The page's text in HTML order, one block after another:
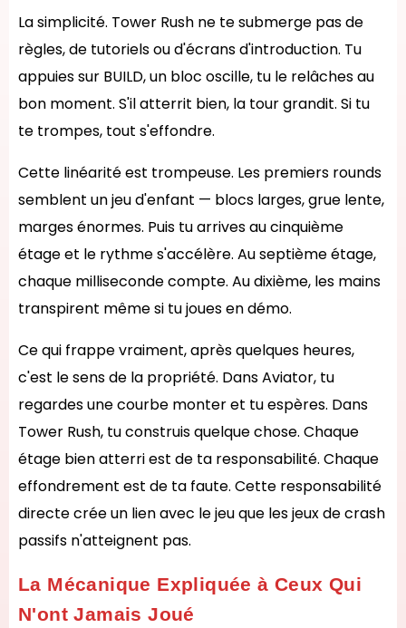
La simplicité. Tower Rush ne te submerge pas de
règles, de tutoriels ou d'écrans d'introduction. Tu
appuies sur BUILD, un bloc oscille, tu le relâches au
bon moment. S'il atterrit bien, la tour grandit. Si tu
te trompes, tout s'effondre.
Cette linéarité est trompeuse. Les premiers rounds
semblent un jeu d'enfant — blocs larges, grue lente,
marges énormes. Puis tu arrives au cinquième
étage et le rythme s'accélère. Au septième étage,
chaque milliseconde compte. Au dixième, les mains
transpirent même si tu joues en démo.
Ce qui frappe vraiment, après quelques heures,
c'est le sens de la propriété. Dans Aviator, tu
regardes une courbe monter et tu espères. Dans
Tower Rush, tu construis quelque chose. Chaque
étage bien atterri est de ta responsabilité. Chaque
effondrement est de ta faute. Cette responsabilité
directe crée un lien avec le jeu que les jeux de crash
passifs n'atteignent pas.
La Mécanique Expliquée à Ceux Qui
N'ont Jamais Joué